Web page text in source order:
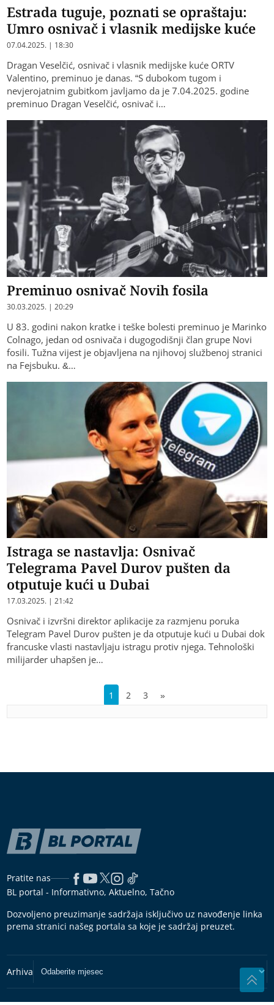
Еstrada tuguje, poznati se opraštaju:
Umro osnivač i vlasnik medijske kuće
07.04.2025. | 18:30
Dragan Veselčić, osnivač i vlasnik medijske kuće ORTV
Valentino, preminuo je danas. “S dubokom tugom i
nevjerojatnim gubitkom javljamo da je 7.04.2025. godine
preminuo Dragan Veselčić, osnivač i…
Preminuo osnivač Novih fosila
30.03.2025. | 20:29
U 83. godini nakon kratke i teške bolesti preminuo je Marinko
Colnago, jedan od osnivača i dugogodišnji član grupe Novi
fosili. Tužna vijest je objavljena na njihovoj službenoj stranici
na Fejsbuku. &…
Istraga se nastavlja: Osnivač
Telegrama Pavel Durov pušten da
otputuje kući u Dubai
17.03.2025. | 21:42
Osnivač i izvršni direktor aplikacije za razmjenu poruka
Telegram Pavel Durov pušten je da otputuje kući u Dubai dok
francuske vlasti nastavljaju istragu protiv njega. Tehnološki
milijarder uhapšen je…
1 2 3 »
Pratite nas
BL portal - Informativno, Aktuelno, Tačno
Dozvoljeno preuzimanje sadržaja isključivo uz navođenje linka
prema stranici našeg portala sa koje je sadržaj preuzet.